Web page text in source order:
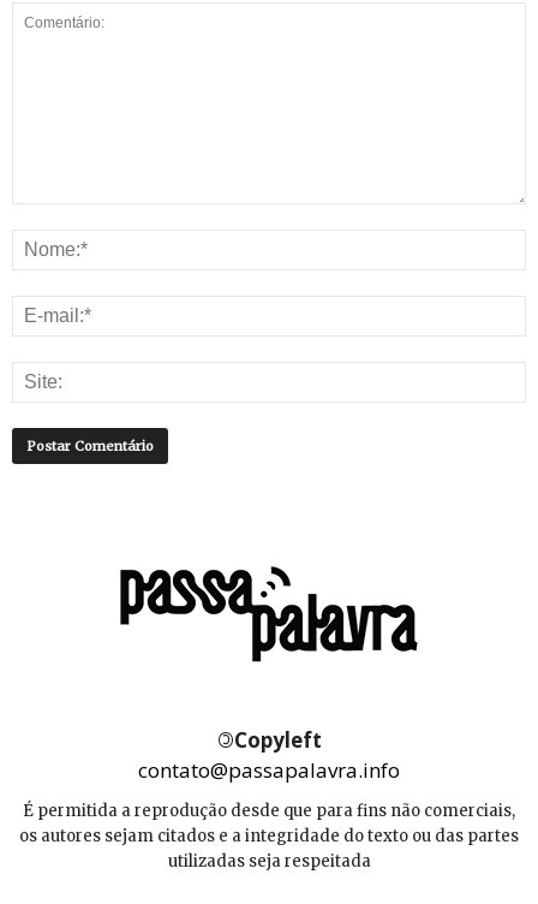
©Copyleft
contato@passapalavra.info
É permitida a reprodução desde que para fins não comerciais,
os autores sejam citados e a integridade do texto ou das partes
utilizadas seja respeitada